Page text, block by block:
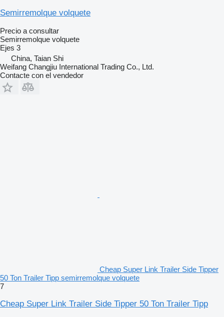
Semirremolque volquete
Precio a consultar
Semirremolque volquete
Ejes 3
China, Taian Shi
Weifang Changjiu International Trading Co., Ltd.
Contacte con el vendedor
Cheap Super Link Trailer Side Tipper
50 Ton Trailer Tipp semirremolque volquete
7
Cheap Super Link Trailer Side Tipper 50 Ton Trailer Tipp